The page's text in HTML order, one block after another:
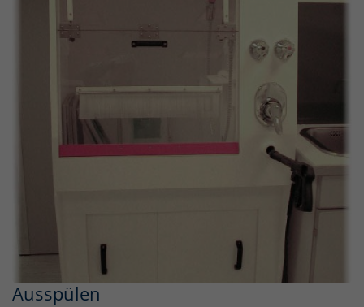
Ausspülen